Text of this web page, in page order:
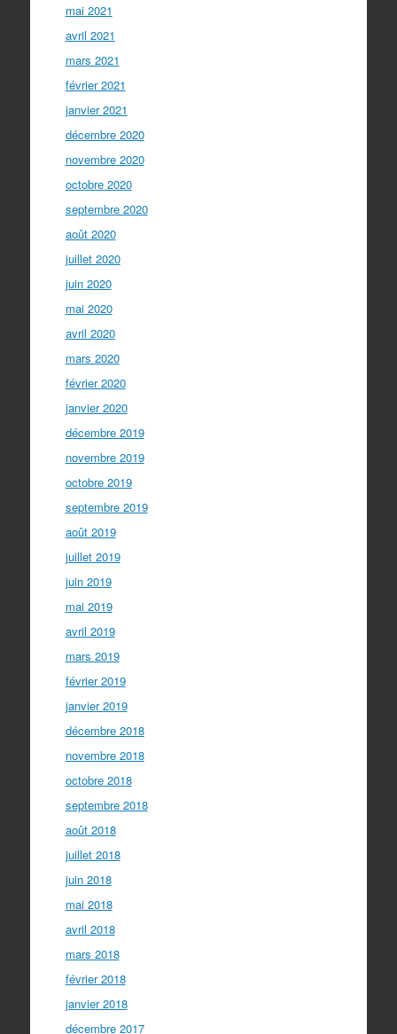
mai 2021
avril 2021
mars 2021
février 2021
janvier 2021
décembre 2020
novembre 2020
octobre 2020
septembre 2020
août 2020
juillet 2020
juin 2020
mai 2020
avril 2020
mars 2020
février 2020
janvier 2020
décembre 2019
novembre 2019
octobre 2019
septembre 2019
août 2019
juillet 2019
juin 2019
mai 2019
avril 2019
mars 2019
février 2019
janvier 2019
décembre 2018
novembre 2018
octobre 2018
septembre 2018
août 2018
juillet 2018
juin 2018
mai 2018
avril 2018
mars 2018
février 2018
janvier 2018
décembre 2017